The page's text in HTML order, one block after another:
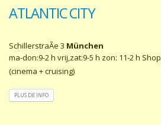
ATLANTIC CITY
SchillerstraÃe 3 München
ma-don:9-2 h vrij,zat:9-5 h zon: 11-2 h Shop
(cinema + cruising)
PLUS DE INFO